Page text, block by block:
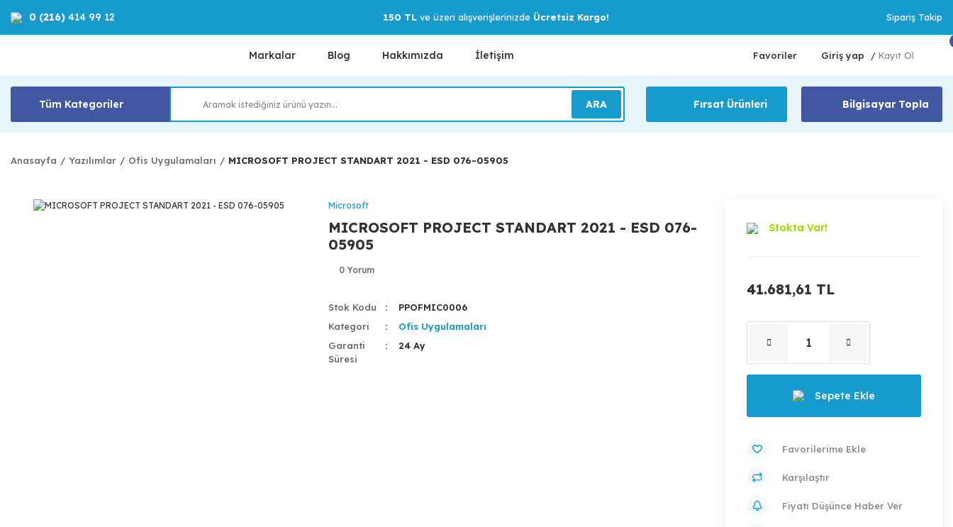
0 (216) 414 99 12 150 TLve üzeri alışverişlerinizde Ücretsiz Kargo! Sipariş Takip
Markalar Blog Hakkımızda İletişim Favoriler Giriş yap / Kayıt Ol
Tüm Kategoriler ARA Fırsat Ürünleri Bilgisayar Topla
Anasayfa Yazılımlar Ofis Uygulamaları MICROSOFT PROJECT STANDART 2021 - ESD 076-05905
Microsoft
MICROSOFT PROJECT STANDART 2021 - ESD 076-
05905
0 Yorum
Stok Kodu
PPOFMIC0006
Kategori
Ofis Uygulamaları
Garanti
Süresi
24 Ay
Stokta Var!
41.681,61 TL
Sepete Ekle
Karşılaştır
Fiyatı Düşünce Haber Ver